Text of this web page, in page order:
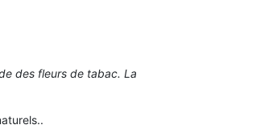
des fleurs de tabac. La